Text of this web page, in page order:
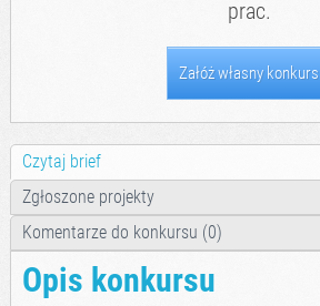
prac.
Załóż własny konkurs
Czytaj brief
Zgłoszone projekty
Komentarze do konkursu (0)
Opis konkursu